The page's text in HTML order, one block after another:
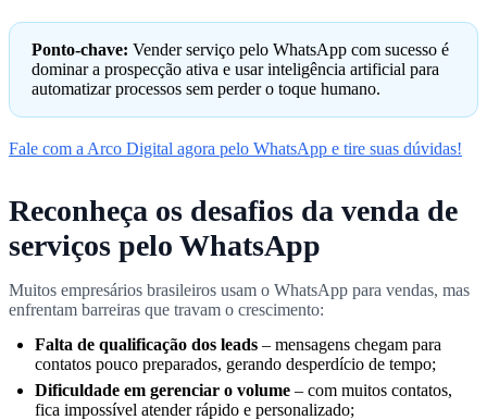
Ponto-chave: Vender serviço pelo WhatsApp com sucesso é
dominar a prospecção ativa e usar inteligência artificial para
automatizar processos sem perder o toque humano.
Fale com a Arco Digital agora pelo WhatsApp e tire suas dúvidas!
Reconheça os desafios da venda de
serviços pelo WhatsApp
Muitos empresários brasileiros usam o WhatsApp para vendas, mas
enfrentam barreiras que travam o crescimento:
Falta de qualificação dos leads – mensagens chegam para
contatos pouco preparados, gerando desperdício de tempo;
Dificuldade em gerenciar o volume – com muitos contatos,
fica impossível atender rápido e personalizado;